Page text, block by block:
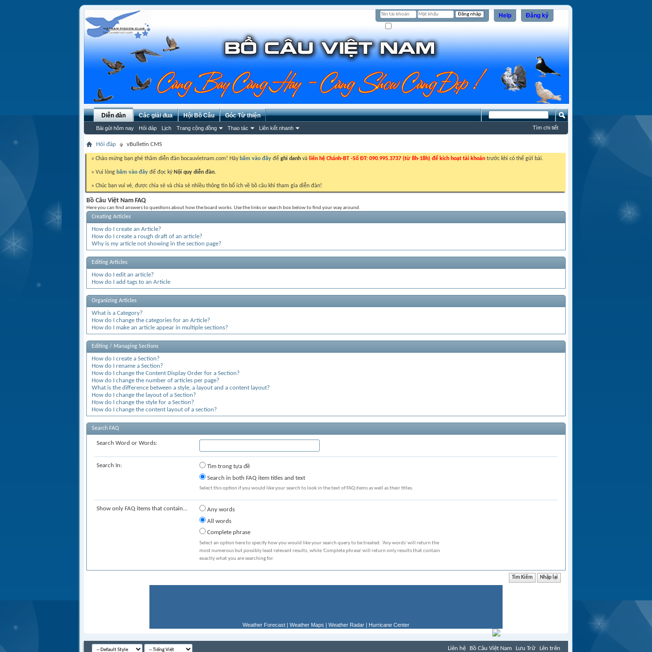
Đăng ký
Help
Diễn đàn
Bài gửi hôm nay Hỏi đáp Lịch Trang cộng đồng Thao tác Liên kết nhanh
Các giải đua Hội Bồ Câu Góc Từ thiện
Tìm chi tiết
Hỏi đáp vBulletin CMS
» Chào mừng bạn ghé thăm diễn đàn bocauvietnam.com! Hãy bấm vào đây để ghi danh và liên hệ Chánh-BT -Số ĐT: 090.995.3737 (từ 8h-18h) để kích hoạt tài khoản trước khi có thể gửi bài.
» Vui lòng bấm vào đây để đọc kỹ Nội quy diễn đàn.
» Chúc bạn vui vẻ, được chia sẻ và chia sẻ nhiều thông tin bổ ích về bồ câu khi tham gia diễn đàn!
Bồ Câu Việt Nam FAQ
Here you can find answers to questions about how the board works. Use the links or search box below to find your way around.
Creating Articles
How do I create an Article?
How do I create a rough draft of an article?
Why is my article not showing in the section page?
Editing Articles
How do I edit an article?
How do I add tags to an Article
Organizing Articles
What is a Category?
How do I change the categories for an Article?
How do I make an article appear in multiple sections?
Editing / Managing Sections
How do I create a Section?
How do I rename a Section?
How do I change the Content Display Order for a Section?
How do I change the number of articles per page?
What is the difference between a style, a layout and a content layout?
How do I change the layout of a Section?
How do I change the style for a Section?
How do I change the content layout of a section?
Search FAQ
Search Word or Words:
Search In:
Tìm trong tựa đề
Search in both FAQ item titles and text
Select this option if you would like your search to look in the text of FAQ items as well as their titles.
Show only FAQ items that contain...
Any words
All words
Complete phrase
Select an option here to specify how you would like your search query to be treated. 'Any words' will return the
most numerous but possibly least relevant results, while 'Complete phrase' will return only results that contain
exactly what you are searching for.
Weather Forecast | Weather Maps | Weather Radar | Hurricane Center
Liên hệ Bồ Câu Việt Nam Lưu Trữ Lên trên